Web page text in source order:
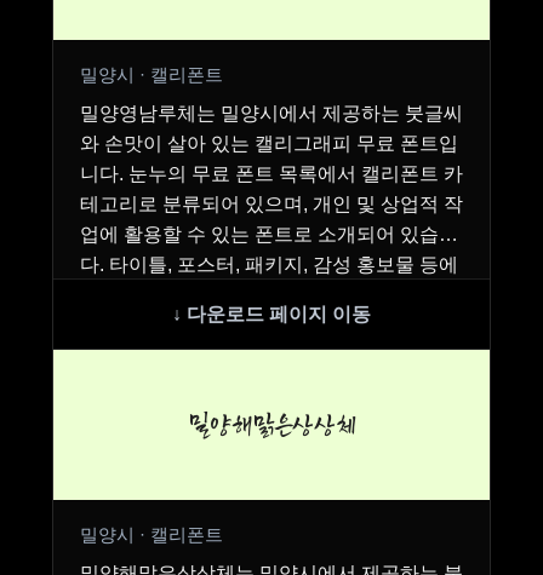
밀양시 · 캘리폰트
밀양영남루체는 밀양시에서 제공하는 붓글씨
와 손맛이 살아 있는 캘리그래피 무료 폰트입
니다. 눈누의 무료 폰트 목록에서 캘리폰트 카
테고리로 분류되어 있으며, 개인 및 상업적 작
업에 활용할 수 있는 폰트로 소개되어 있습니
다. 타이틀, 포스터, 패키지, 감성 홍보물 등에
밀양해맑은상상체
밀양시 · 캘리폰트